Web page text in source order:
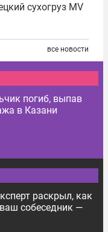
сухогруз MV
все новости
погиб, выпав
в Казани
раскрыл, как
собеседник —